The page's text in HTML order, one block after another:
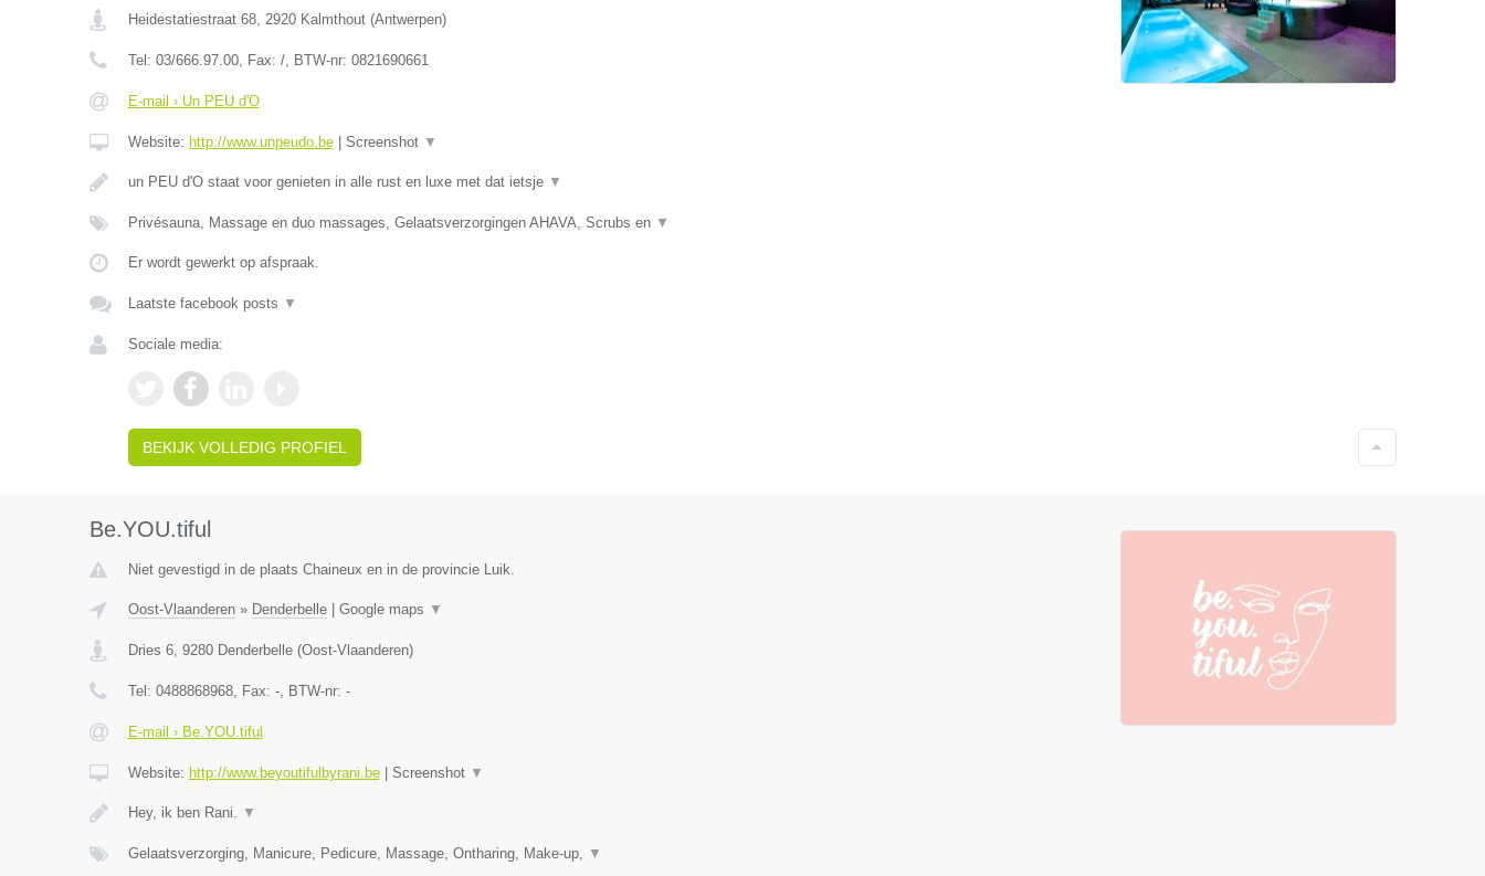
Heidestatiestraat 68, 2920 Kalmthout(Antwerpen)
Tel: 03/666.97.00, Fax: /, BTW-nr: 0821690661
E-mail › Un PEU d'O
Website: http://www.unpeudo.be| Screenshot ▼
un PEU d'O staat voor genieten in alle rust en luxe met dat ietsje ▼
Privésauna, Massage en duo massages, Gelaatsverzorgingen AHAVA, Scrubs en ▼
Er wordt gewerkt op afspraak.
Laatste facebook posts ▼
Sociale media:
BEKIJK VOLLEDIG PROFIEL
Be.YOU.tiful
Niet gevestigd in de plaats Chaineux en in de provincie Luik.
Oost-Vlaanderen» Denderbelle| Google maps ▼
Dries 6, 9280 Denderbelle(Oost-Vlaanderen)
Tel: 0488868968, Fax: -, BTW-nr: -
E-mail › Be.YOU.tiful
Website: http://www.beyoutifulbyrani.be| Screenshot ▼
Hey, ik ben Rani. ▼
Gelaatsverzorging, Manicure, Pedicure, Massage, Ontharing, Make-up, ▼